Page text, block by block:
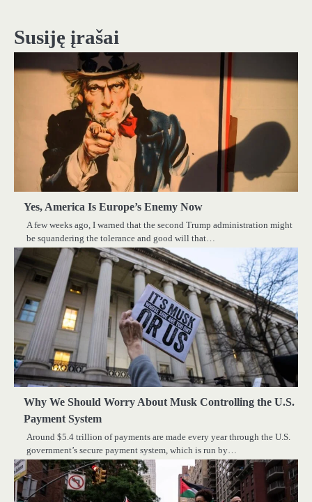
Susiję įrašai
Yes, America Is Europe’s Enemy Now
A few weeks ago, I warned that the second Trump administration might
be squandering the tolerance and good will that…
Why We Should Worry About Musk Controlling the U.S.
Payment System
Around $5.4 trillion of payments are made every year through the U.S.
government’s secure payment system, which is run by…